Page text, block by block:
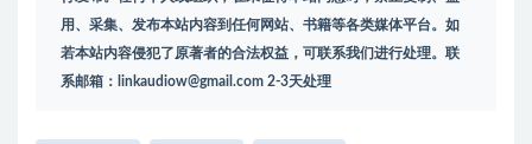
用、采集、发布本站内容到任何网站、书籍等各类媒体平台。如
若本站内容侵犯了原著者的合法权益，可联系我们进行处理。联
系邮箱： linkaudiow@gmail.com 2-3天处理